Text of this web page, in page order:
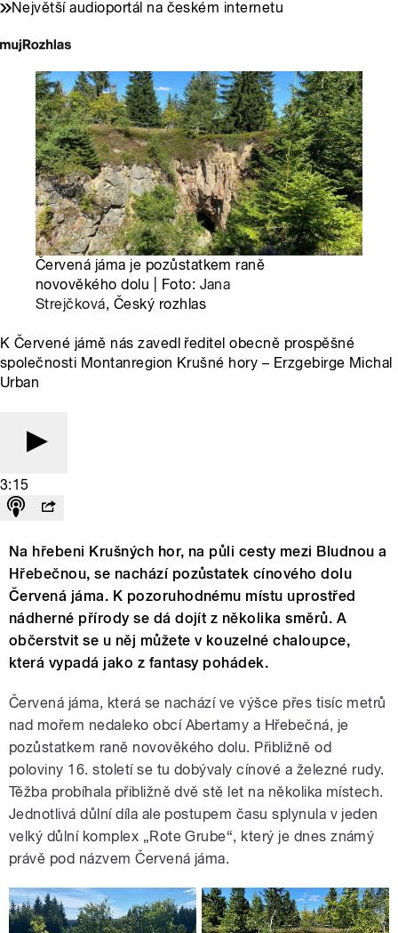
Největší audioportál na českém internetu
Červená jáma je pozůstatkem raně
novověkého dolu | Foto: Jana
Strejčková, Český rozhlas
K Červené jámě nás zavedl ředitel obecně prospěšné
společnosti Montanregion Krušné hory – Erzgebirge Michal
Urban
3:15
Na hřebeni Krušných hor, na půli cesty mezi Bludnou a
Hřebečnou, se nachází pozůstatek cínového dolu
Červená jáma. K pozoruhodnému místu uprostřed
nádherné přírody se dá dojít z několika směrů. A
občerstvit se u něj můžete v kouzelné chaloupce,
která vypadá jako z fantasy pohádek.
Červená jáma, která se nachází ve výšce přes tisíc metrů
nad mořem nedaleko obcí Abertamy a Hřebečná, je
pozůstatkem raně novověkého dolu. Přibližně od
poloviny 16. století se tu dobývaly cínové a železné rudy.
Těžba probíhala přibližně dvě stě let na několika místech.
Jednotlivá důlní díla ale postupem času splynula v jeden
velký důlní komplex „Rote Grube“, který je dnes známý
právě pod názvem Červená jáma.